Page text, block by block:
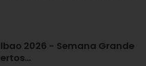
2026 - Semana Grande